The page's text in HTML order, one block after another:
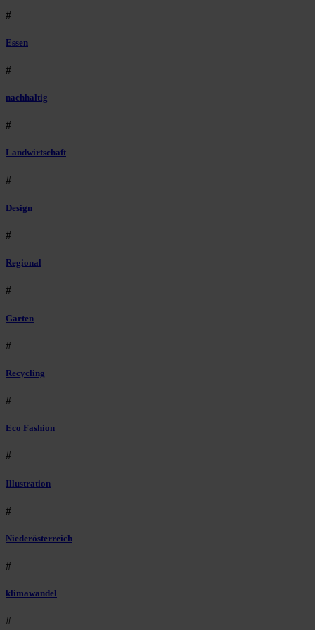
#
Essen
#
nachhaltig
#
Landwirtschaft
#
Design
#
Regional
#
Garten
#
Recycling
#
Eco Fashion
#
Illustration
#
Niederösterreich
#
klimawandel
#